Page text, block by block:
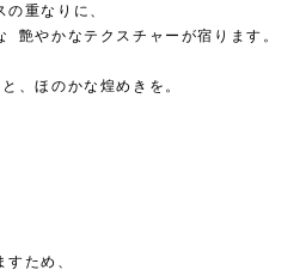
の重なりに、
艶やかなテクスチャーが宿ります。
、ほのかな煌めきを。
ため、